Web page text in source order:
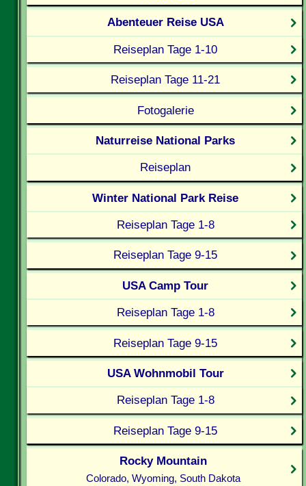
Abenteuer Reise USA
Reiseplan Tage 1-10
Reiseplan Tage 11-21
Fotogalerie
Naturreise National Parks
Reiseplan
Winter National Park Reise
Reiseplan Tage 1-8
Reiseplan Tage 9-15
USA Camp Tour
Reiseplan Tage 1-8
Reiseplan Tage 9-15
USA Wohnmobil Tour
Reiseplan Tage 1-8
Reiseplan Tage 9-15
Rocky Mountain
Colorado, Wyoming, South Dakota